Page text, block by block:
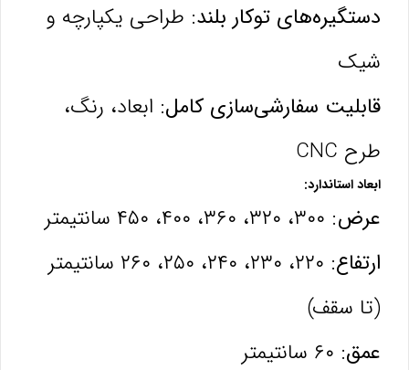
دستگیره‌های توکار بلند: طراحی یکپارچه و
شیک
قابلیت سفارشی‌سازی کامل: ابعاد، رنگ،
طرح CNC
ابعاد استاندارد:
عرض:
ارتفاع:
۲۲۰، ۲۳۰، ۲۴۰، ۲۵۰، ۲۶۰ سانتیمتر
(تا سقف)
عمق: